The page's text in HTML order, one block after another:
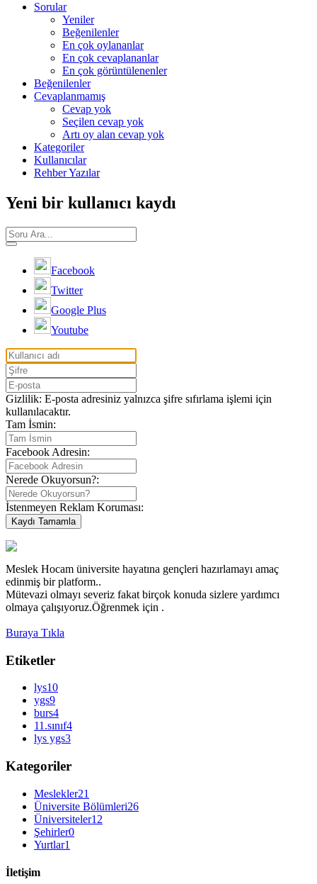
Sorular
Yeniler
Beğenilenler
En çok oylananlar
En çok cevaplananlar
En çok görüntülenenler
Beğenilenler
Cevaplanmamış
Cevap yok
Seçilen cevap yok
Artı oy alan cevap yok
Kategoriler
Kullanıcılar
Rehber Yazılar
Yeni bir kullanıcı kaydı
Facebook
Twitter
Google Plus
Youtube
Gizlilik: E-posta adresiniz yalnızca şifre sıfırlama işlemi için
kullanılacaktır.
Tam İsmin:
Facebook Adresin:
Nerede Okuyorsun?:
İstenmeyen Reklam Koruması:
Meslek Hocam üniversite hayatına gençleri hazırlamayı amaç
edinmiş bir platform..
Mütevazi olmayı severiz fakat birçok konuda sizlere yardımcı
olmaya çalışıyoruz.Öğrenmek için .
Buraya Tıkla
Etiketler
lys10
ygs9
burs4
11.sınıf4
lys ygs3
Kategoriler
Meslekler21
Üniversite Bölümleri26
Üniversiteler12
Şehirler0
Yurtlar1
İletişim